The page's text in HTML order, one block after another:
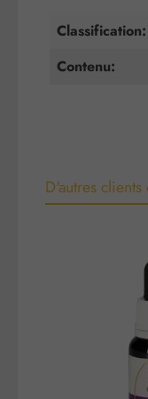
Classification:
Contenu:
D'autres